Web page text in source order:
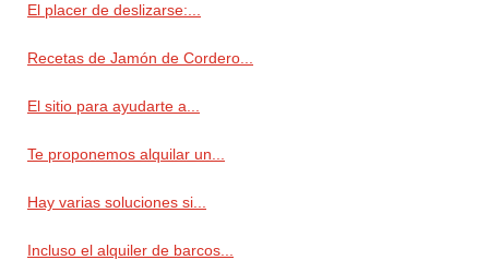
El placer de deslizarse:...
Recetas de Jamón de Cordero...
El sitio para ayudarte a...
Te proponemos alquilar un...
Hay varias soluciones si...
Incluso el alquiler de barcos...